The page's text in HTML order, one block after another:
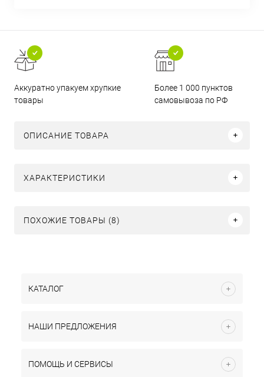
Аккуратно упакуем хрупкие
товары
Более 1 000 пунктов
самовывоза по РФ
ОПИСАНИЕ ТОВАРА
ХАРАКТЕРИСТИКИ
ПОХОЖИЕ ТОВАРЫ (8)
КАТАЛОГ
НАШИ ПРЕДЛОЖЕНИЯ
ПОМОЩЬ И СЕРВИСЫ